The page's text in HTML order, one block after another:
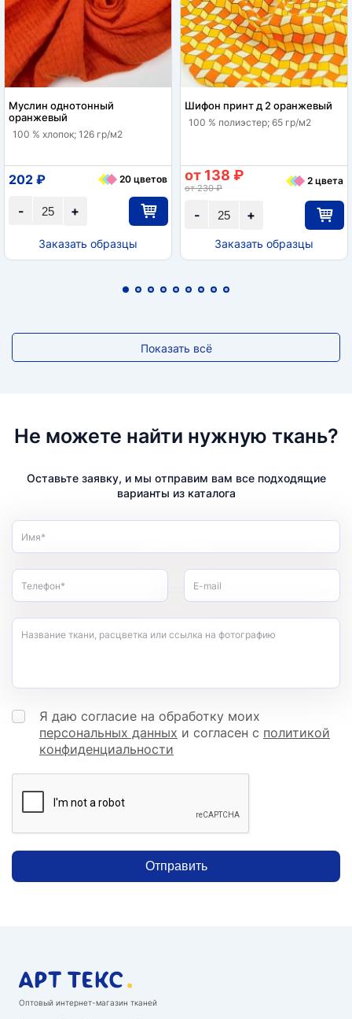
Муслин однотонный
оранжевый
100 % хлопок; 126 гр/м2
+
-
202 ₽ 20 цветов
Заказать образцы
Шифон принт д 2 оранжевый
100 % полиэстер; 65 гр/м2
+
-
от 138 ₽
от 230 ₽
2 цвета
Заказать образцы
Показать всё
Не можете найти нужную ткань?
Оставьте заявку, и мы отправим вам все подходящие
варианты из каталога
Имя*
Телефон* E-mail
Название ткани, расцветка или ссылка на фотографию
Я даю согласие на обработку моих
персональных данных и согласен с политикой
конфиденциальности
Отправить
Оптовый интернет-магазин тканей